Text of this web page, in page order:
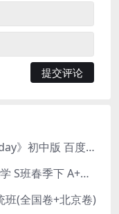
一天一个小故事《one story a day》初中版 百度网盘分享下载
初中数学 2024初一数学 朱韬数学 S班春季下 A+班春季下 百度云网盘
(全国卷+北京卷)